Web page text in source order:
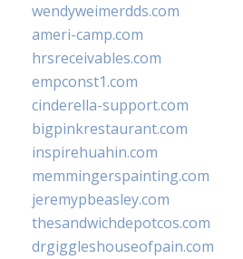
wendyweimerdds.com
ameri-camp.com
hrsreceivables.com
empconst1.com
cinderella-support.com
bigpinkrestaurant.com
inspirehuahin.com
memmingerspainting.com
jeremypbeasley.com
thesandwichdepotcos.com
drgiggleshouseofpain.com